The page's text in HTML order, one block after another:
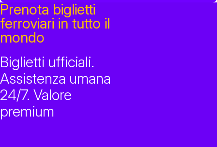
Prenota biglietti
ferroviari in tutto il
mondo
Biglietti ufficiali.
Assistenza umana
24/7. Valore
premium